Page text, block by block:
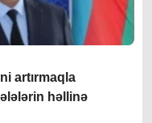
artırmaqla
həllinə